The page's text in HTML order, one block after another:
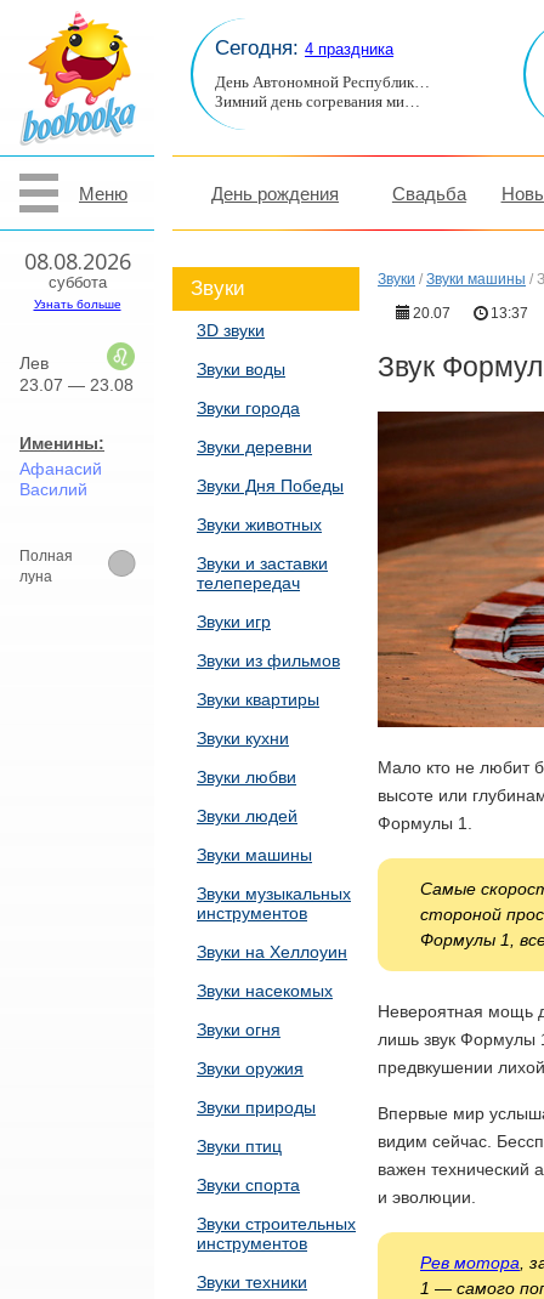
Меню
08.08.2026
суббота
Узнать больше
Лев
23.07 — 23.08
Именины:
Афанасий
Василий
Полная
луна
Сегодня: 4 праздника
День Автономной Республик…
Зимний день согревания ми…
День рождения Свадьба
Звуки
3D звуки
Звуки воды
Звуки города
Звуки деревни
Звуки Дня Победы
Звуки животных
Звуки и заставки
телепередач
Звуки игр
Звуки из фильмов
Звуки квартиры
Звуки кухни
Звуки любви
Звуки людей
Звуки машины
Звуки музыкальных
инструментов
Звуки на Хеллоуин
Звуки насекомых
Звуки огня
Звуки оружия
Звуки природы
Звуки птиц
Звуки спорта
Звуки строительных
инструментов
Звуки техники
Звуки / Звуки машины /
20.07
13:37
Звук
Мало кто не любит
высоте или
Формулы 1.
Самые
стороной
Формулы 1,
Невероятная мощь
лишь звук Формулы
предвкушении
Впервые мир
видим сейчас.
важен технический
и эволюции.
Рев мотора ,
1 — самого